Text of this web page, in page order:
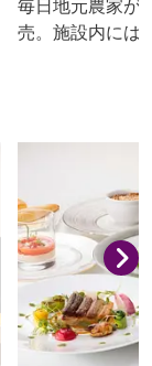
毎日地元農家が
売。施設内には
ロッケ、メンチ
たメニューが
グランが併設さ